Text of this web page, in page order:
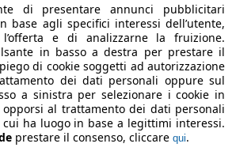
(combinato)*
di presentare annunci pubblicitari
base agli specifici interessi dell’utente,
e di analizzarne la fruizione.
in basso a destra per prestare il
di cookie soggetti ad autorizzazione
dei dati personali oppure sul
a sinistra per selezionare i cookie in
al trattamento dei dati personali
ha luogo in base a legittimi interessi.
prestare il consenso, cliccare qui.